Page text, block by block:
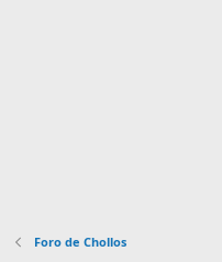
Foro de Chollos